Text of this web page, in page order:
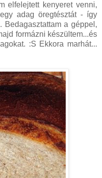
elfelejtett kenyeret venni,
adag öregtésztát - így
Bedagasztattam a géppel,
formázni készültem...és
:S Ekkora marhát...